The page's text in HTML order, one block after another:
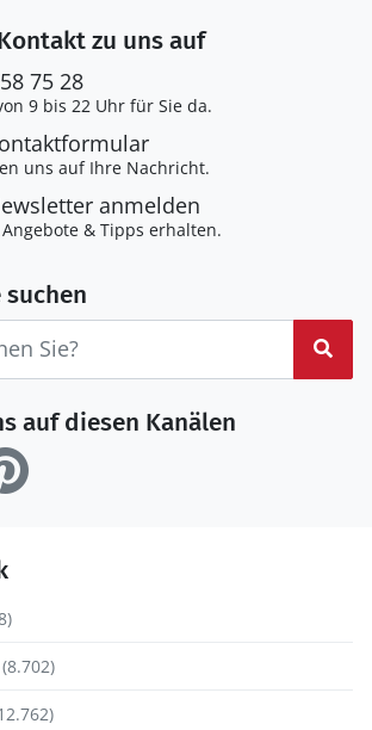
zu uns auf
75 28
9 bis 22 Uhr für Sie da.
uns auf Ihre Nachricht.
anmelden
& Tipps erhalten.
auf diesen Kanälen